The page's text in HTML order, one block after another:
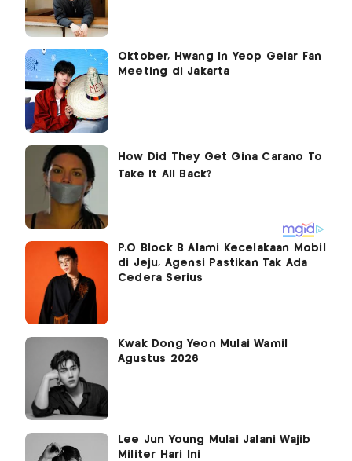
Oktober, Hwang In Yeop Gelar Fan
Meeting di Jakarta
P.O Block B Alami Kecelakaan Mobil
di Jeju, Agensi Pastikan Tak Ada
Cedera Serius
Kwak Dong Yeon Mulai Wamil
Agustus 2026
Lee Jun Young Mulai Jalani Wajib
Militer Hari Ini